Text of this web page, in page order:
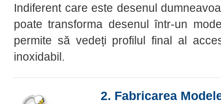
Indiferent care este desenul
poate transforma desenul într-un
permite să vedeți profilul final al
inoxidabil.
2. Fabricarea